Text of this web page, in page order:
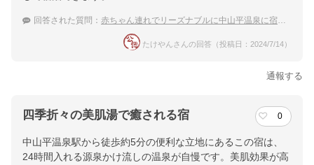
回答された質問： 赤ちゃん連れでリーズナブルに中山平温泉に宿泊したい
たけやんさんの回答（投稿日：2024/7/14）
通報する
四季折々の美肌湯で癒される宿 0
中山平温泉駅から徒歩約5分の便利な立地にあるこの宿は、
24時間入れる源泉かけ流しの温泉が自慢です。美肌効果が高